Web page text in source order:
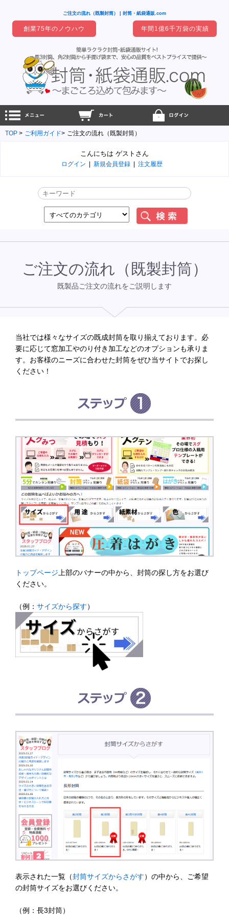
ご注文の流れ（既製封筒） | 封筒・紙袋通販.com
創業75年のノウハウ 年間1億6千万袋の実績
TOP ご利用ガイド ご注文の流れ（既製封筒）
こんにちは ゲストさん
ログイン 新規会員登録 注文履歴
ご注文の流れ（既製封筒）
既製品ご注文の流れをご説明します
当社では様々なサイズの既成封筒を取り揃えております。必
要に応じて窓加工やのり付き加工などのオプションも承りま
す。お客様のニーズに合わせた封筒をぜひ当サイトでお探し
ください！
トップページ 上部のバナーの中から、封筒の探し方をお選び
ください。
（例： サイズから探す）
表示された一覧（封筒サイズからさがす）の中から、ご希望
の封筒サイズをお選びください。
（例：長3封筒）